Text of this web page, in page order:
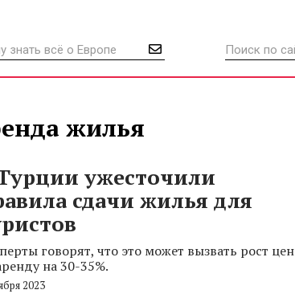
жилья
ужесточили
сдачи жилья для
говорят, что это может вызвать рост цен
на 30-35%.
2023